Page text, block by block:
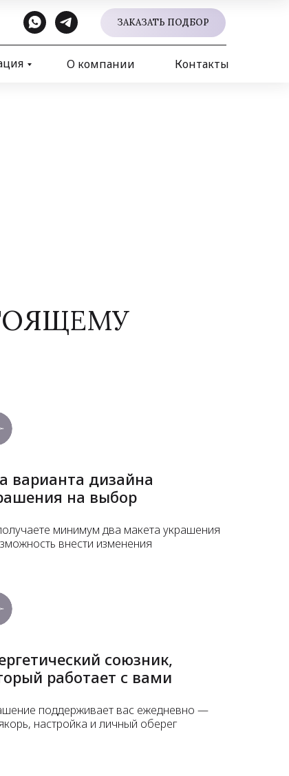
О компании Контакты
ЗАКАЗАТЬ ПОДБОР
варианта дизайна
на выбор
минимум два макета украшения
внести изменения
союзник,
работает с вами
поддерживает вас ежедневно —
настройка и личный оберег